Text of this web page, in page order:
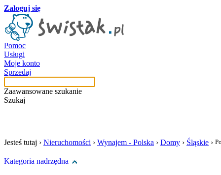
Zaloguj się
Pomoc
Usługi
Moje konto
Sprzedaj
Zaawansowane szukanie
Szukaj
Jesteś tutaj › Nieruchomości › Wynajem - Polska › Domy › Śląskie ›
Kategoria nadrzędna